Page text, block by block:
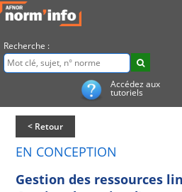
Recherche :
Accédez aux
tutoriels
< Retour
EN CONCEPTION
Gestion des ressources